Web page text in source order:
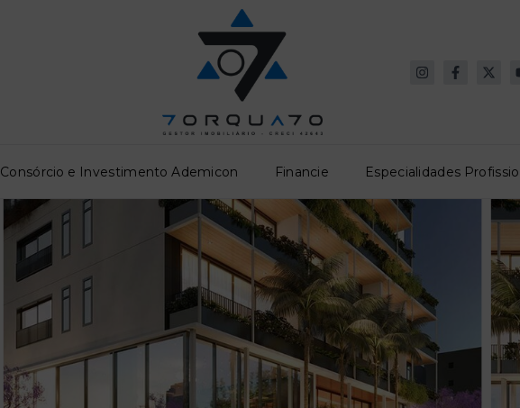
Consórcio e Investimento Ademicon Financie Especialidades